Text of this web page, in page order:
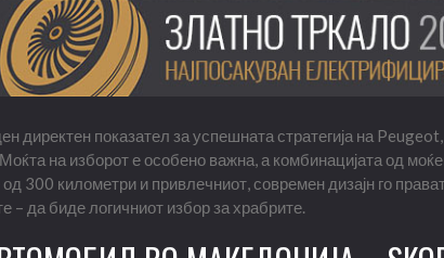
директен показател за успешната стратегија на
на изборот е особено важна, а комбинацијата од
300 километри и привлечниот, современ дизајн го
– да биде логичниот избор за храбрите.